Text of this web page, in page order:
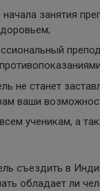
занятия
не станет
ваши
ученикам, а
съездить в
обладает ли